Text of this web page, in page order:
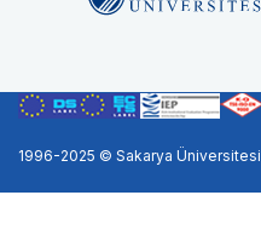
1996-2025 © Sakarya Üniversitesi